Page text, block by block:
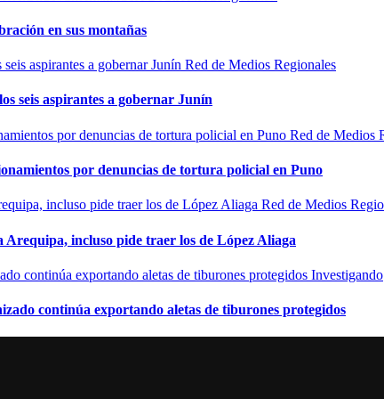
en sus montañas
Red de Medios Regionales
seis aspirantes a gobernar Junín
Red de Medios
por denuncias de tortura policial en Puno
Red de Medios
incluso pide traer los de López Aliaga
Investigando
continúa exportando aletas de tiburones protegidos